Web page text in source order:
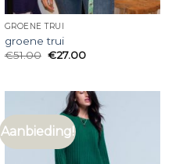
GROENE TRUI
groene trui
€51.00 €27.00
Aanbieding!